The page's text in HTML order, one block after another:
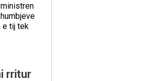
e tij tek
rritur